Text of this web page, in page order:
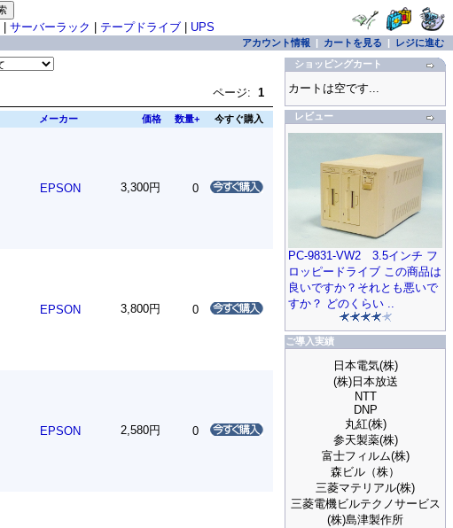
サーバーラック テープドライブ| UPS
アカウント情報 | カートを見る | レジに進む
ページ: 1
メーカー 価格 数量+ 今すぐ購入
EPSON 3,300円 0
EPSON 3,800円 0
EPSON 2,580円 0
ショッピングカート
カートは空です...
レビュー
PC-9831-VW2 3.5インチ フ
ロッピードライブ この商品は
良いですか？それとも悪いで
すか？ どのくらい ..
ご導入実績
日本電気(株)
(株)日本放送
NTT
DNP
丸紅(株)
参天製薬(株)
富士フィルム(株)
森ビル（株）
三菱マテリアル(株)
三菱電機ビルテクノサービス
(株)島津製作所